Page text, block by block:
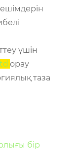
үшін
орау
таза
бір